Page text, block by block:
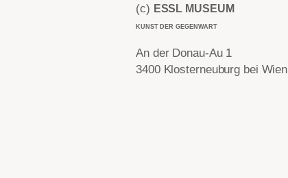
(c) ESSL MUSEUM
KUNST DER GEGENWART
An der Donau-Au 1
3400 Klosterneuburg bei Wien